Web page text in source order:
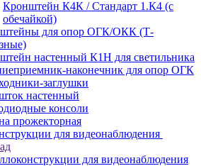
Кронштейн К4К / Стандарт 1.К4 (с
обечайкой)
для опор ОГК/ОКК (Т-
настенный К1Н для светильника
наконечник для опор ОГК
заглушки
настенный
консоли
прожекторная
для видеонаблюдения
для видеонаблюдения